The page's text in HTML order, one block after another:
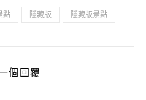
點 隱藏版 隱藏版景點
個回覆